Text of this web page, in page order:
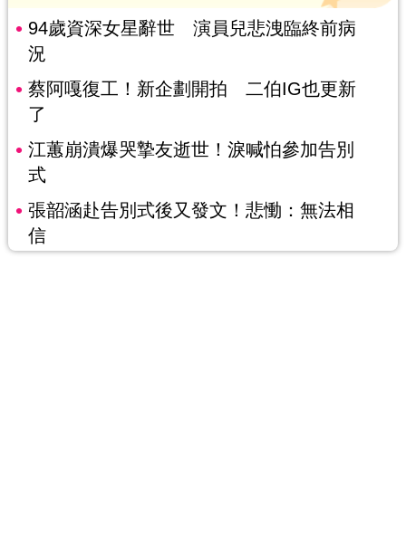
94歲資深女星辭世 演員兒悲洩臨終前病
況
蔡阿嘎復工！新企劃開拍 二伯IG也更新
了
江蕙崩潰爆哭摯友逝世！淚喊怕參加告別
式
張韶涵赴告別式後又發文！悲慟：無法相
信